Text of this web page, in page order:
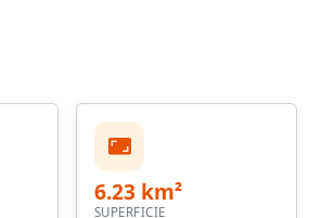
6.23 km²
SUPERFICIE